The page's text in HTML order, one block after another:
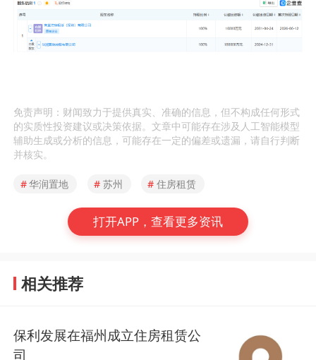
免责声明：财闻致力于提供真实、准确的信息，但不构成任何形式
的实质性投资建议或决策依据。文章中可能存在涉及人工智能模型
辅助生成或分析的信息，可能存在一定的偏差或遗漏，请自行判断
并核实。
#华润置地 # 苏州 # 住房租赁
打开APP，查看更多资讯
相关推荐
保利发展在福州成立住房租赁公
司